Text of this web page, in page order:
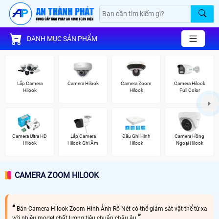
DANH MỤC SẢN PHẨM
Lắp Camera
Hilook
Camera Hilook
Camera Zoom
Hilook
Camera Hilook
Full Color
Camera Ultra HD
Hilook
Lắp Camera
Hilook Ghi Âm
Đầu Ghi Hình
Hilook
Camera Hồng
Ngoại Hilook
CAMERA ZOOM HILOOK
Bán Camera Hilook Zoom Hình Ảnh Rõ Nét có thể giám sát vật thể từ xa